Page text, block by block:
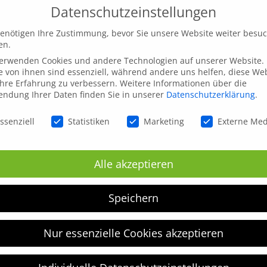
nächsten Kommentar speichern.
Datenschutzeinstellungen
Ihre Zustimmung, bevor Sie unsere Website weiter
Cookies und andere Technologien auf unserer Website.
von ihnen sind essenziell, während andere uns helfen, diese
Erfahrung zu verbessern. Weitere Informationen über die
Ihrer Daten finden Sie in unserer Datenschutzerklärung.
Statistiken Marketing Externe
Alle akzeptieren
Speichern
Nur essenzielle Cookies akzeptieren